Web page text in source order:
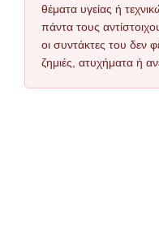
θέματα υγείας ή
πάντα τους
οι συντάκτες του δεν
ζημιές, ατυχήματα ή